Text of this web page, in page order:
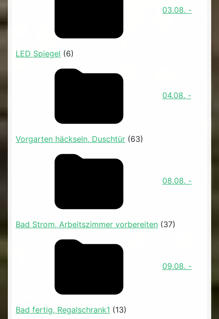
03.08. -
LED Spiegel (6)
04.08. -
Vorgarten häckseln, Duschtür (63)
08.08. -
Bad Strom, Arbeitszimmer vorbereiten (37)
09.08. -
Bad fertig, Regalschrank1 (13)